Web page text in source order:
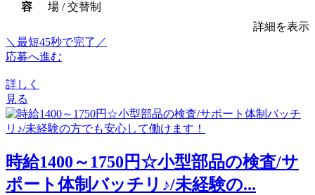
容
場 / 交替制
詳細を表示
＼最短45秒で完了／
応募へ進む
詳しく
見る
時給1400～1750円☆小型部品の検査/サ
ポート体制バッチリ♪/未経験の...